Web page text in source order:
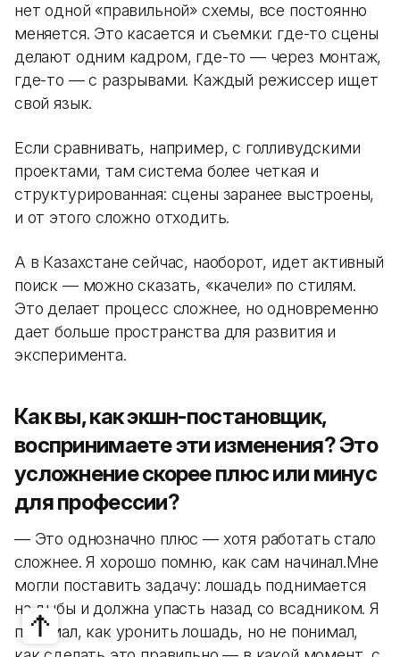
нет одной «правильной» схемы, все постоянно
меняется. Это касается и съемки: где-то сцены
делают одним кадром, где-то — через монтаж,
где-то — с разрывами. Каждый режиссер ищет
свой язык.
Если сравнивать, например, с голливудскими
проектами, там система более четкая и
структурированная: сцены заранее выстроены,
и от этого сложно отходить.
А в Казахстане сейчас, наоборот, идет активный
поиск — можно сказать, «качели» по стилям.
Это делает процесс сложнее, но одновременно
дает больше пространства для развития и
эксперимента.
Как вы, как экшн-постановщик,
воспринимаете эти изменения? Это
усложнение скорее плюс или минус
для профессии?
— Это однозначно плюс — хотя работать стало
сложнее. Я хорошо помню, как сам начинал.Мне
могли поставить задачу: лошадь поднимается
на дыбы и должна упасть назад со всадником. Я
понимал, как уронить лошадь, но не понимал,